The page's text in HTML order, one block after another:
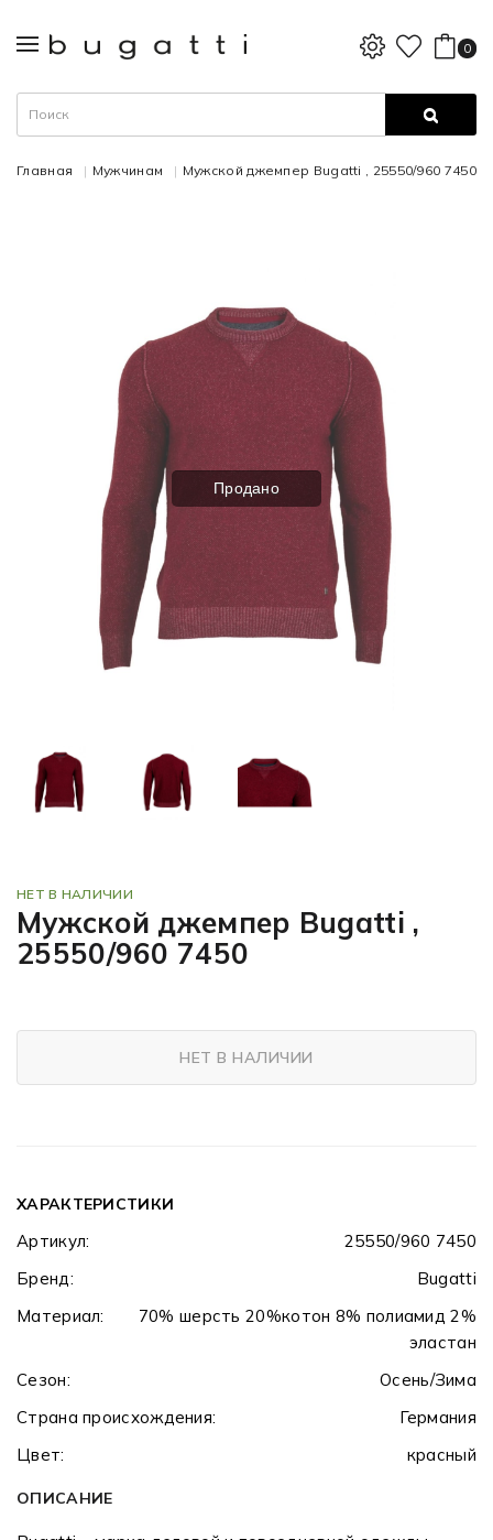
0
Главная Мужчинам Мужской джемпер Bugatti , 25550/960 7450
Продано
НЕТ В НАЛИЧИИ
Мужской джемпер Bugatti ,
25550/960 7450
НЕТ В НАЛИЧИИ
ХАРАКТЕРИСТИКИ
Артикул:
25550/960 7450
Бренд:
Bugatti
Материал:
70% шерсть 20%котон 8% полиамид 2%
эластан
Сезон:
Осень/Зима
Страна происхождения:
Германия
Цвет:
красный
ОПИСАНИЕ